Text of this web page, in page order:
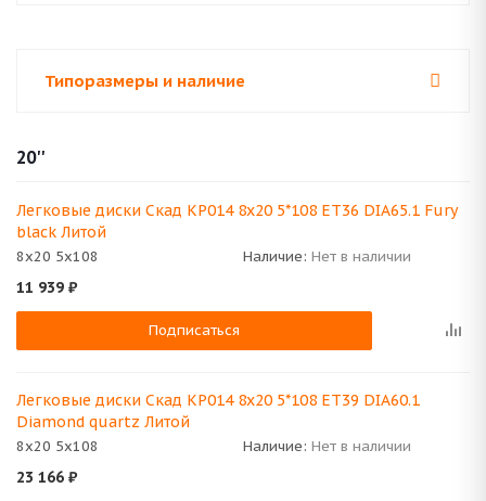
Типоразмеры и наличие
20''
Легковые диски Скад КР014 8x20 5*108 ET36 DIA65.1 Fury
black Литой
8x20 5x108 Наличие: Нет в наличии
11 939 ₽
Подписаться
Легковые диски Скад КР014 8x20 5*108 ET39 DIA60.1
Diamond quartz Литой
8x20 5x108 Наличие: Нет в наличии
23 166 ₽